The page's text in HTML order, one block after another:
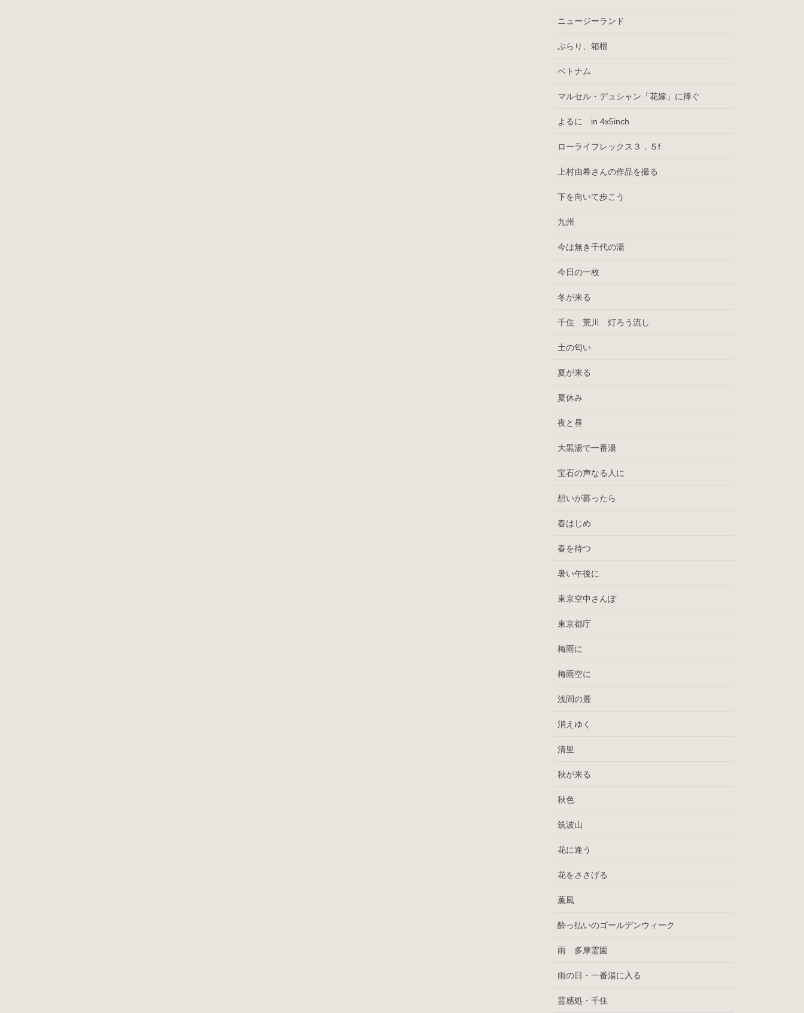
ニュージーランド
ぶらり、箱根
ベトナム
マルセル・デュシャン「花嫁」に捧ぐ
よるに in 4x5inch
ローライフレックス３．５f
上村由希さんの作品を撮る
下を向いて歩こう
九州
今は無き千代の湯
今日の一枚
冬が来る
千住 荒川 灯ろう流し
土の匂い
夏が来る
夏休み
夜と昼
大黒湯で一番湯
宝石の声なる人に
想いが募ったら
春はじめ
春を待つ
暑い午後に
東京空中さんぽ
東京都庁
梅雨に
梅雨空に
浅間の麓
消えゆく
清里
秋が来る
秋色
筑波山
花に逢う
花をささげる
薫風
酔っ払いのゴールデンウィーク
雨 多摩霊園
雨の日・一番湯に入る
霊感処・千住